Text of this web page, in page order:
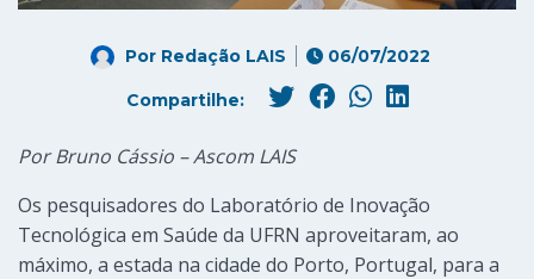
Por Redação LAIS 06/07/2022
Compartilhe:
Por Bruno Cássio – Ascom LAIS
Os pesquisadores do Laboratório de Inovação
Tecnológica em Saúde da UFRN aproveitaram, ao
máximo, a estada na cidade do Porto, Portugal, para a